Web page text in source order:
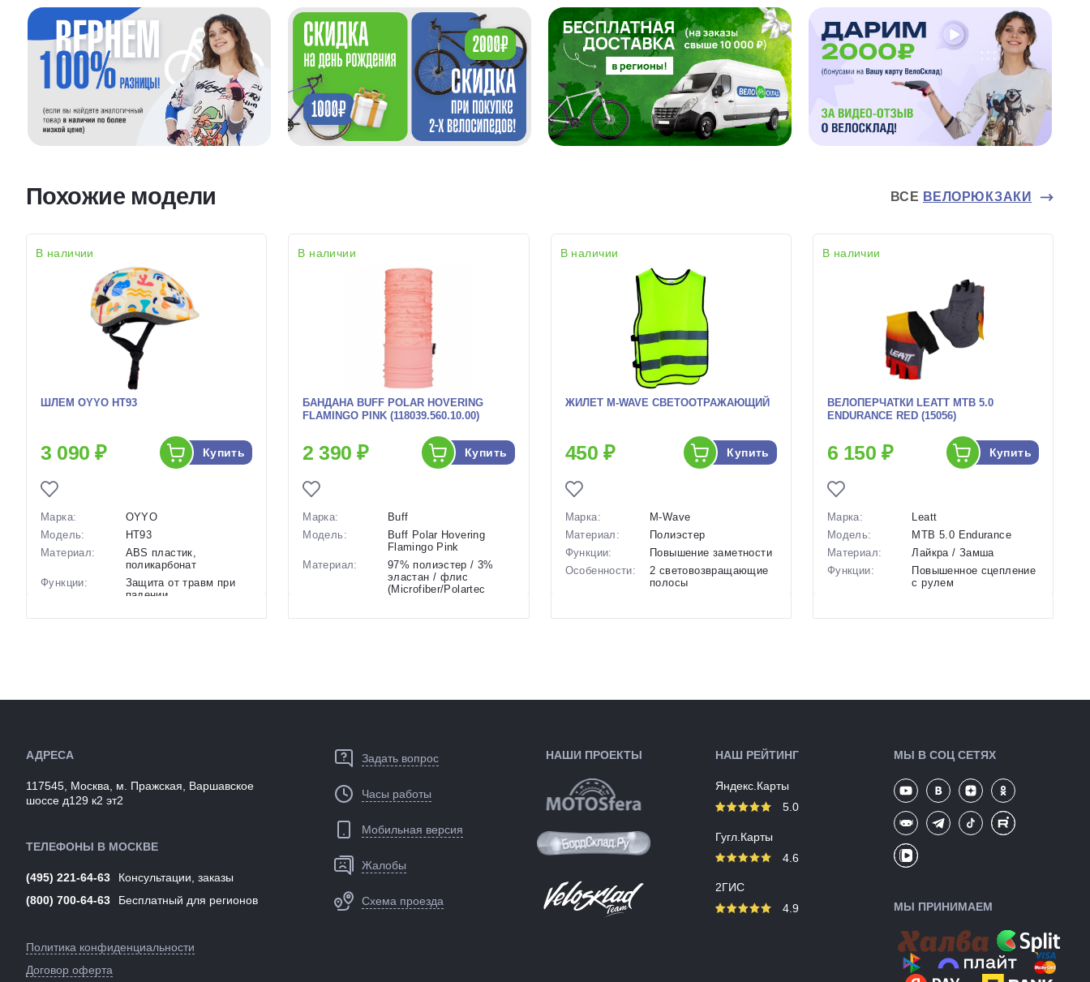
Похожие модели ВСЕ ВЕЛОРЮКЗАКИ
В наличии
ШЛЕМ OYYO HT93
3 090 ₽ Купить
Марка:
OYYO
Модель:
HT93
Материал:
ABS пластик,
поликарбонат
Функции:
Защита от травм при
падении
Крепление:
На голову (ремешок),
Объем:
Производство:
Китай
Разработка:
(выпускаемые):
В наличии
БАНДАНА BUFF POLAR HOVERING
FLAMINGO PINK (118039.560.10.00)
2 390 ₽ Купить
Марка:
Buff
Модель:
Buff Polar Hovering
Flamingo Pink
Материал:
97% полиэстер / 3%
эластан / флис
(Microfiber/Polartec
Вес:
60 г
Разработка:
Испания
(выпускаемые):
Артикул: 144638
В наличии
ЖИЛЕТ M-WAVE СВЕТООТРАЖАЮЩИЙ
450 ₽ Купить
Марка:
M-Wave
Материал:
Полиэстер
Функции:
Повышение заметности
Особенности:
2 световозвращающие
полосы
В наличии
ВЕЛОПЕРЧАТКИ LEATT MTB 5.0
ENDURANCE RED (15056)
6 150 ₽ Купить
Марка:
Leatt
Модель:
MTB 5.0 Endurance
Материал:
Лайкра / Замша
Функции:
Повышенное сцепление
с рулем
148674
АДРЕСА
117545, Москва, м. Пражская, Варшавское
шоссе д129 к2 эт2
ТЕЛЕФОНЫ В МОСКВЕ
(495) 221-64-63
Консультации, заказы
(800) 700-64-63
Бесплатный для регионов
Политика конфиденциальности
Договор оферта
Задать вопрос
Часы работы
Мобильная версия
Жалобы
Схема проезда
НАШИ ПРОЕКТЫ НАШ РЕЙТИНГ
Яндекс.Карты
5.0
Гугл.Карты
4.6
2ГИС
4.9
МЫ В СОЦ СЕТЯХ
МЫ ПРИНИМАЕМ